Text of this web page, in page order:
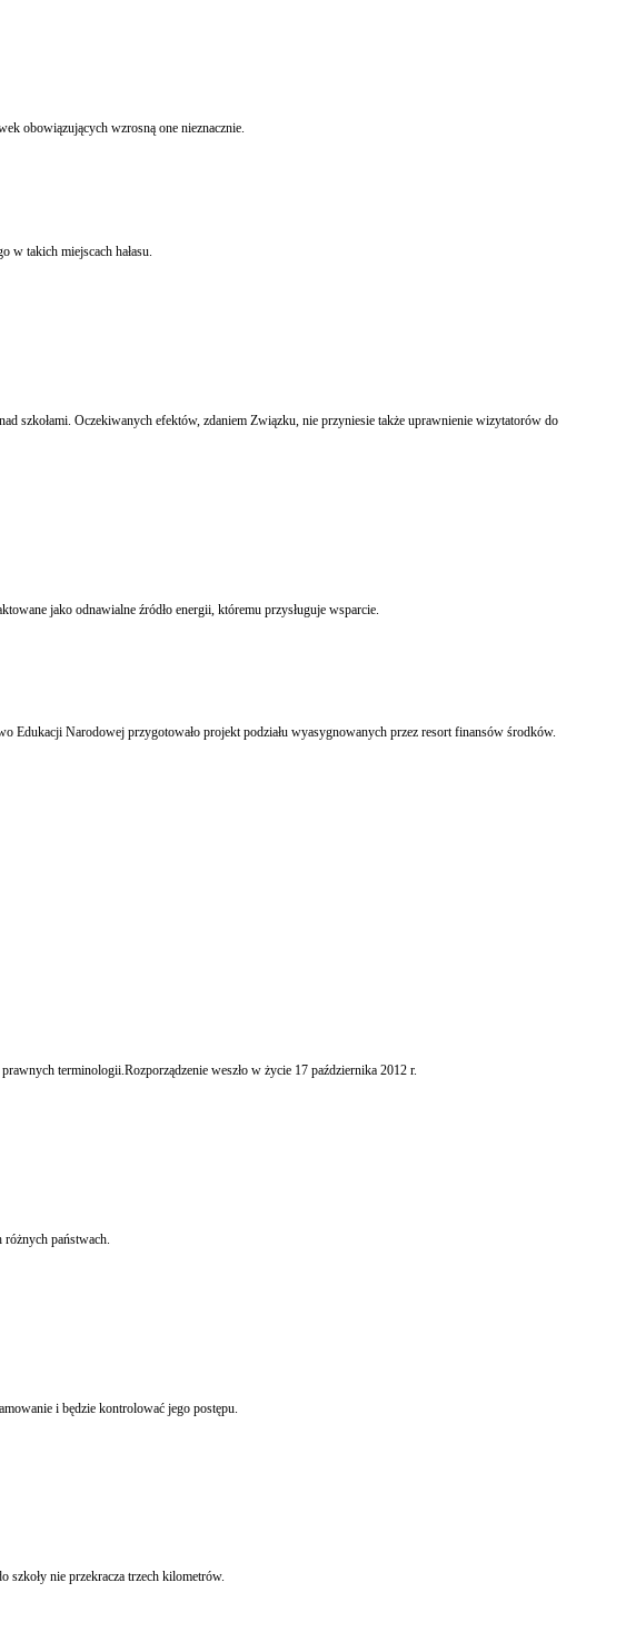
W następnym roku stawka podatku leśnego wyniesie 41,01 zł (1 ha lasu), natomiast stawka podatku rolnego 189,65 zł (1 ha gruntu rolnego). W porównaniu do stawek obowiązujących wzrosną one nieznacznie.
w takich miejscach hałasu.
szkołami. Oczekiwanych efektów, zdaniem Związku, nie przyniesie także uprawnienie wizytatorów do
Minister gospodarki zdecydował, że spalanie pełnowartościowego drewna w energetyce od 2013 r. nie będzie dotowane. Obecnie tzw. współspalanie drewna jest traktowane jako odnawialne źródło energii, któremu przysługuje wsparcie.
Edukacji Narodowej przygotowało projekt podziału wyasygnowanych przez resort finansów środków.
terminologii.Rozporządzenie weszło w życie 17 października 2012 r.
W środę weszły w życie przepisy, które mają ułatwić postępowanie karne w ramach Unii Europejskiej i zapobiec sądzeniu tej samej osoby za ten sam czyn w dwóch różnych państwach.
i będzie kontrolować jego postępu.
szkoły nie przekracza trzech kilometrów.